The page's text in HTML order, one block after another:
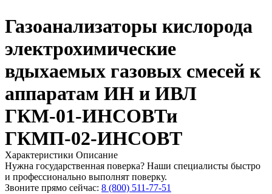
Газоанализаторы кислорода
электрохимические
вдыхаемых газовых смесей к
аппаратам ИН и ИВЛ
ГКМ-01-ИНСОВТи
ГКМП-02-ИНСОВТ
Характеристики Описание
Нужна государственная поверка? Наши специалисты быстро
и профессионально выполнят поверку.
Звоните прямо сейчас: 8 (800) 511-77-51